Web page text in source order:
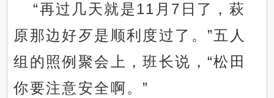
“再过几天就是11月7日了，萩
原那边好歹是顺利度过了。”五人
组的照例聚会上，班长说，“松田
你要注意安全啊。”